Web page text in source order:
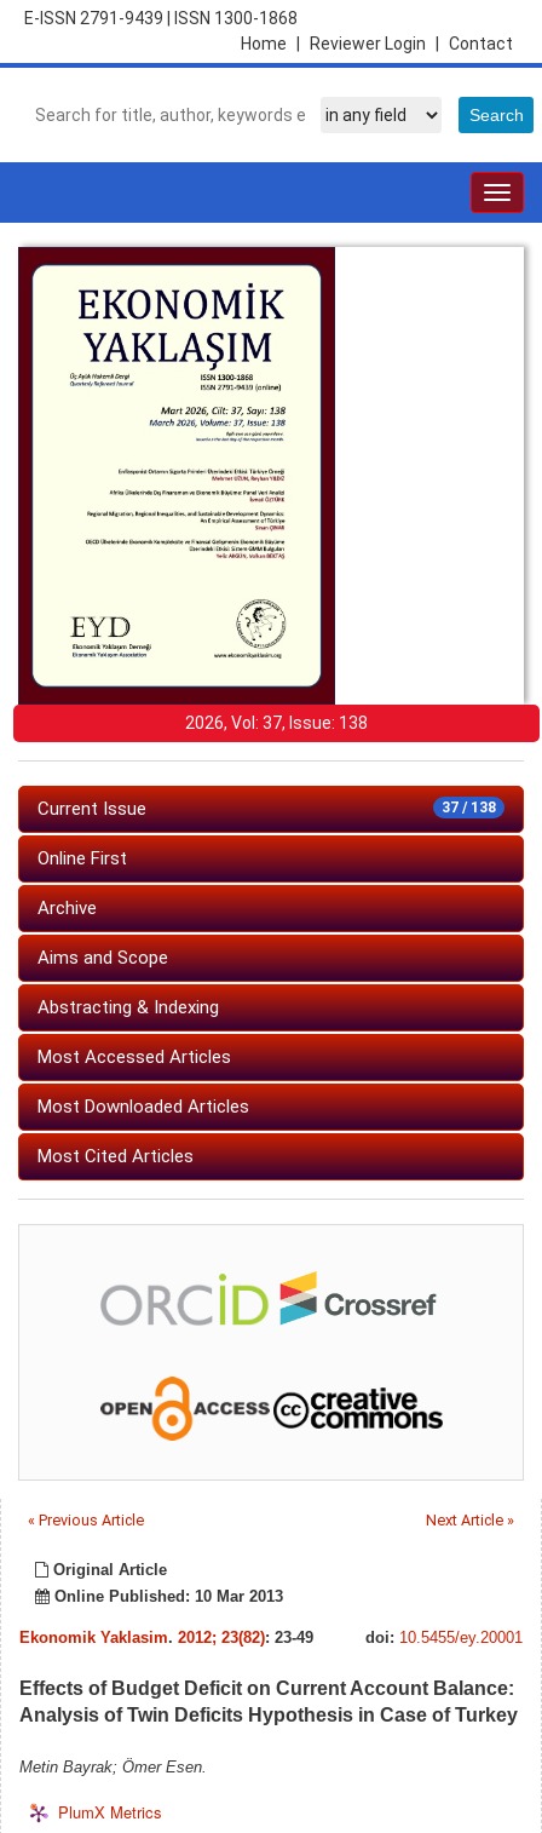
E-ISSN 2791-9439
ISSN 1300-1868
Contact
Reviewer Login
Home
2026, Vol: 37, Issue: 138
37 / 138
Current Issue
Online First
Archive
Aims and Scope
Abstracting & Indexing
Most Accessed Articles
Most Downloaded Articles
Most Cited Articles
« Previous Article Next Article »
Original Article
Online Published: 10 Mar 2013
Ekonomik Yaklasim. 2012; 23(82): 23-49 doi: 10.5455/ey.20001
Effects of Budget Deficit on Current Account Balance:
Analysis of Twin Deficits Hypothesis in Case of Turkey
Metin Bayrak; Ömer Esen.
PlumX Metrics